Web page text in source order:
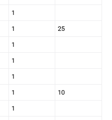
1
1 25
1
1
1
1 10
1